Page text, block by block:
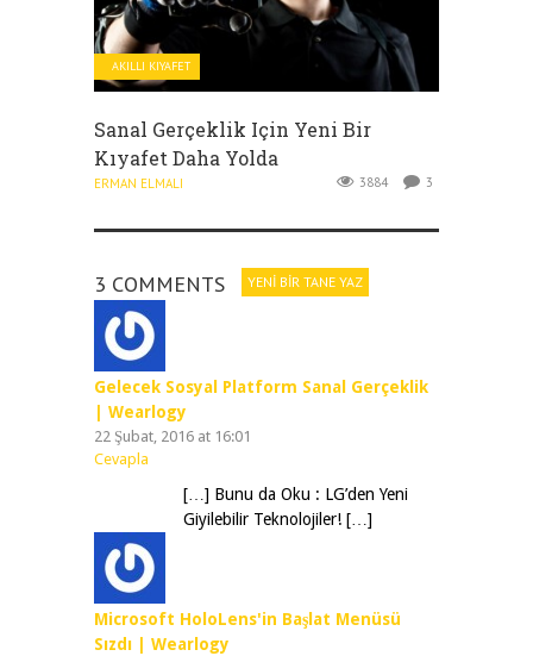
AKILLI KIYAFET
Sanal Gerçeklik Için Yeni Bir
Kıyafet Daha Yolda
ERMAN ELMALI 3884 3
3 COMMENTS YENI BIR TANE YAZ
Gelecek Sosyal Platform Sanal Gerçeklik
| Wearlogy
22 Şubat, 2016 at 16:01
Cevapla
[…] Bunu da Oku : LG’den Yeni
Giyilebilir Teknolojiler! […]
Microsoft HoloLens'in Başlat Menüsü
Sızdı | Wearlogy